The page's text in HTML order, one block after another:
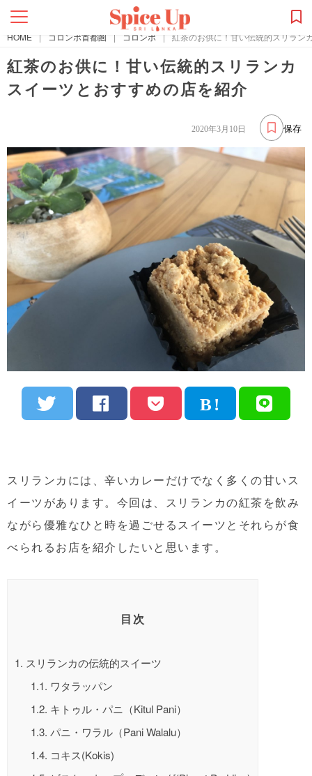
HOME | コロンボ首都圏 | コロンボ | 紅茶のお供に！甘い伝統的スリラン
紅茶のお供に！甘い伝統的スリランカ
スイーツとおすすめの店を紹介
保存
2020年3月10日
スリランカには、辛いカレーだけでなく多くの甘いス
イーツがあります。今回は、スリランカの紅茶を飲み
ながら優雅なひと時を過ごせるスイーツとそれらが食
べられるお店を紹介したいと思います。
目次
1. スリランカの伝統的スイーツ
1.1. ワタラッパン
1.2. キトゥル・パニ（Kitul Pani）
1.3. パニ・ワラル（Pani Walalu）
1.4. コキス(Kokis)